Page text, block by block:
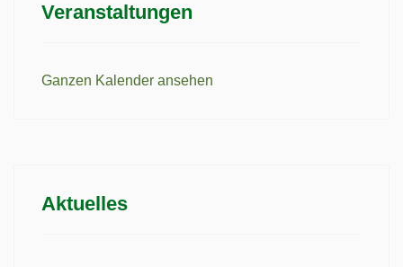
Veranstaltungen
Ganzen Kalender ansehen
Aktuelles